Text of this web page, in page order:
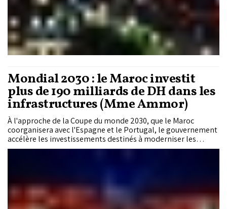
Mondial 2030 : le Maroc investit
plus de 190 milliards de DH dans les
infrastructures (Mme Ammor)
À l'approche de la Coupe du monde 2030, que le Maroc
coorganisera avec l'Espagne et le Portugal, le gouvernement
accélère les investissements destinés à moderniser les
infrastructures du pays. Selon la ministre du Tourisme, de
et les infrastructures urbaines, avec pour objectif de faire du
tournoi un levier durable pour le tourisme et l'économie
nationale.